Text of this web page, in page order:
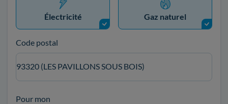
Électricité Gaz naturel
Code postal
93320 (LES PAVILLONS SOUS BOIS)
Pour mon